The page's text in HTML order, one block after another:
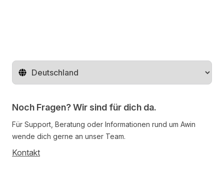
Region ändern
Noch Fragen? Wir sind für dich da.
Für Support, Beratung oder Informationen rund um Awin
wende dich gerne an unser Team.
Kontakt